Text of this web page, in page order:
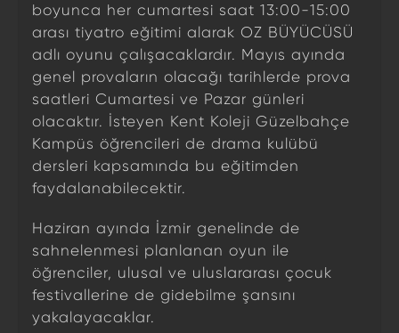
boyunca her cumartesi saat 13:00-15:00
arası tiyatro eğitimi alarak OZ BÜYÜCÜSÜ
adlı oyunu çalışacaklardır. Mayıs ayında
genel provaların olacağı tarihlerde prova
saatleri Cumartesi ve Pazar günleri
olacaktır. İsteyen Kent Koleji Güzelbahçe
Kampüs öğrencileri de drama kulübü
dersleri kapsamında bu eğitimden
faydalanabilecektir.
Haziran ayında İzmir genelinde de
sahnelenmesi planlanan oyun ile
öğrenciler, ulusal ve uluslararası çocuk
festivallerine de gidebilme şansını
yakalayacaklar.